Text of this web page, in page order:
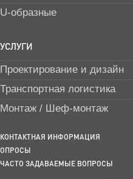
U-образные
УСЛУГИ
Проектирование и дизайн
Транспортная логистика
Монтаж / Шеф-монтаж
КОНТАКТНАЯ ИНФОРМАЦИЯ
ОПРОСЫ
ЧАСТО ЗАДАВАЕМЫЕ ВОПРОСЫ